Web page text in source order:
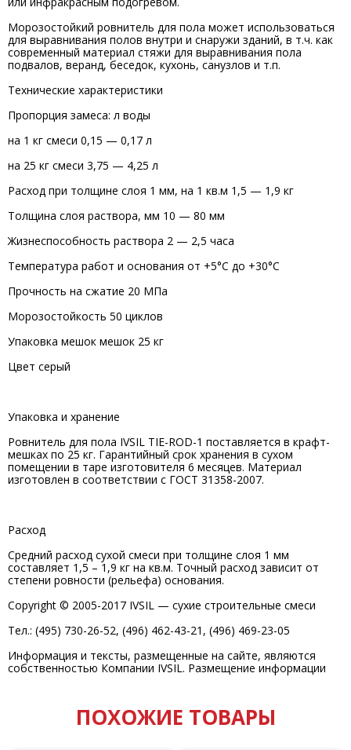
Морозостойкий ровнитель для пола может использоваться
для выравнивания полов внутри и снаружи зданий, в т.ч. как
современный материал стяжи для выравнивания пола
подвалов, веранд, беседок, кухонь, санузлов и т.п.
Технические характеристики
Пропорция замеса: л воды
на 1 кг смеси 0,15 — 0,17 л
на 25 кг смеси 3,75 — 4,25 л
Расход при толщине слоя 1 мм, на 1 кв.м 1,5 — 1,9 кг
Толщина слоя раствора, мм 10 — 80 мм
Жизнеспособность раствора 2 — 2,5 часа
Температура работ и основания от +5°С до +30°С
Прочность на сжатие 20 МПа
Морозостойкость 50 циклов
Упаковка мешок мешок 25 кг
Цвет серый
Упаковка и хранение
Ровнитель для пола IVSIL TIE-ROD-1 поставляется в крафт-
мешках по 25 кг. Гарантийный срок хранения в сухом
помещении в таре изготовителя 6 месяцев. Материал
изготовлен в соответствии с ГОСТ 31358-2007.
Расход
Средний расход сухой смеси при толщине слоя 1 мм
составляет 1,5 – 1,9 кг на кв.м. Точный расход зависит от
степени ровности (рельефа) основания.
Copyright © 2005-2017 IVSIL — сухие строительные смеси
Тел.: (495) 730-26-52, (496) 462-43-21, (496) 469-23-05
Информация и тексты, размещенные на сайте, являются
собственностью Компании IVSIL. Размещение информации
ПОХОЖИЕ ТОВАРЫ